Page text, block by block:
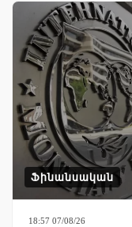
Ֆինանսական
18:57 07/08/26